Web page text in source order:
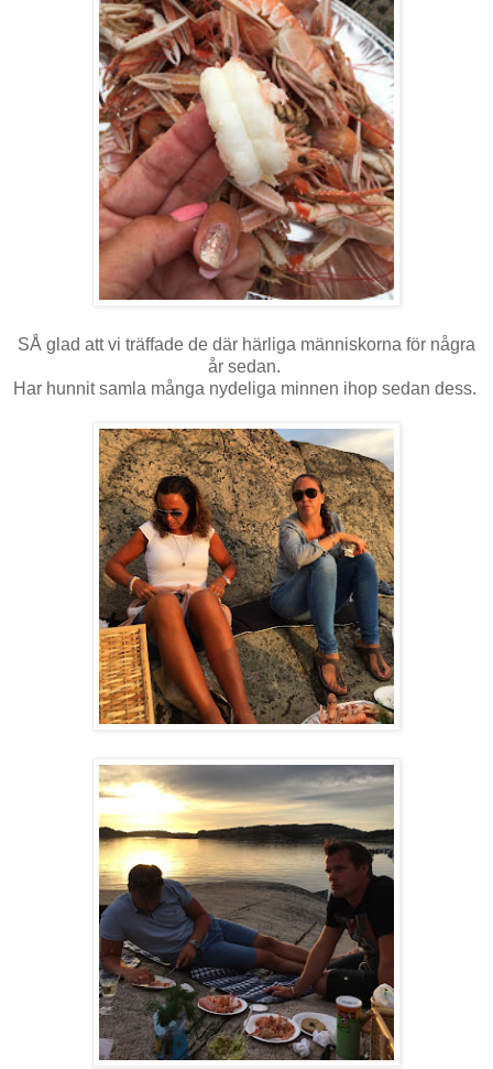
SÅ glad att vi träffade de där härliga människorna för några
år sedan.
Har hunnit samla många nydeliga minnen ihop sedan dess.